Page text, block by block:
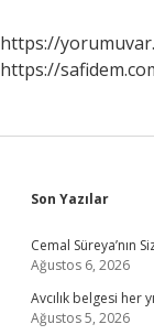
https://
https://
Son Yazılar
Cemal Süreya’nın
Ağustos 6, 2026
Avcılık belgesi her
Ağustos 5, 2026